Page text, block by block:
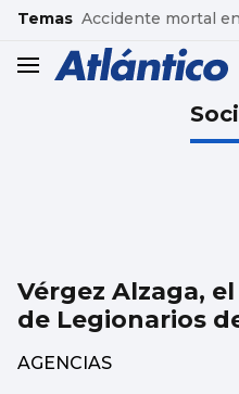
common.go-to-content
Temas Accidente mortal
header.menu.open
Vérgez Alzaga,
de Legionarios
AGENCIAS